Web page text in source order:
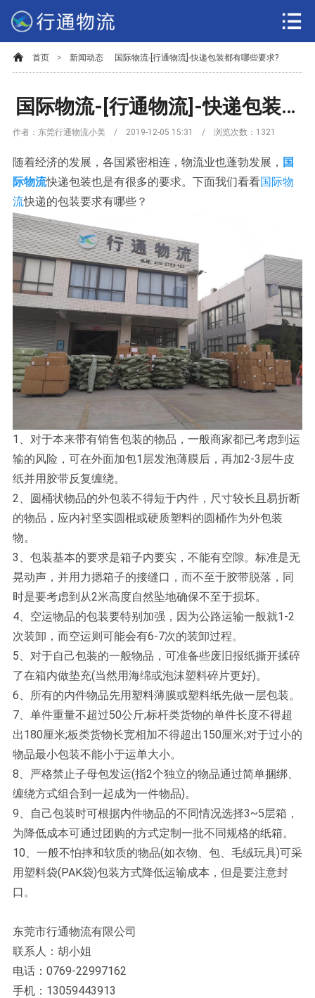
首页 > 新闻动态 国际物流-[行通物流]-快递包装都有哪些要求?
国际物流-[行通物流]-快递包装都有哪些要求?
作者：东莞行通物流小美 / 2019-12-05 15:31 / 浏览次数： 1321
随着经济的发展，各国紧密相连，物流业也蓬勃发展， 国
际物流快递包装也是有很多的要求。下面我们看看国际物
流快递的包装要求有哪些？
1、对于本来带有销售包装的物品，一般商家都已考虑到运
输的风险，可在外面加包1层发泡薄膜后，再加2-3层牛皮
纸并用胶带反复缠绕。
2、圆桶状物品的外包装不得短于内件，尺寸较长且易折断
的物品，应内衬坚实圆棍或硬质塑料的圆桶作为外包装
物。
3、包装基本的要求是箱子内要实，不能有空隙。标准是无
晃动声，并用力摁箱子的接缝口，而不至于胶带脱落，同
时是要考虑到从2米高度自然坠地确保不至于损坏。
4、空运物品的包装要特别加强，因为公路运输一般就1-2
次装卸，而空运则可能会有6-7次的装卸过程。
5、对于自己包装的一般物品，可准备些废旧报纸撕开揉碎
了在箱内做垫充(当然用海绵或泡沫塑料碎片更好)。
6、所有的内件物品先用塑料薄膜或塑料纸先做一层包装。
7、单件重量不超过50公斤;标杆类货物的单件长度不得超
出180厘米;板类货物长宽相加不得超出150厘米;对于过小的
物品最小包装不能小于运单大小。
8、严格禁止子母包发运(指2个独立的物品通过简单捆绑、
缠绕方式组合到一起成为一件物品)。
9、自己包装时可根据内件物品的不同情况选择3~5层箱，
为降低成本可通过团购的方式定制一批不同规格的纸箱。
10、一般不怕摔和软质的物品(如衣物、包、毛绒玩具)可采
用塑料袋(PAK袋)包装方式降低运输成本，但是要注意封
口。
东莞市行通物流有限公司
联系人：胡小姐
电话：0769-22997162
手机：13059443913